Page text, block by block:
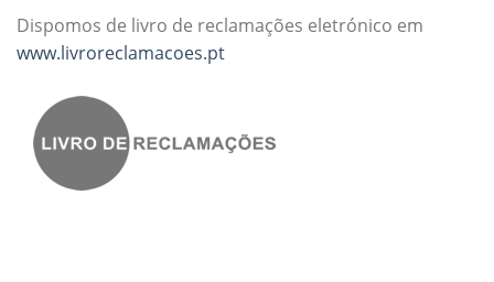
Dispomos de livro de reclamações eletrónico em
www.livroreclamacoes.pt